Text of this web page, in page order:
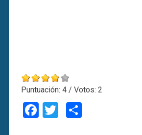
Puntuación: 4/ Votos: 2
Facebook
TwitterCompartir